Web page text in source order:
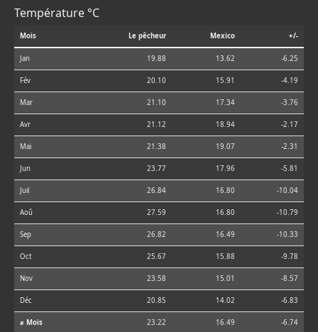
Température °C
Mois Le pêcheur Mexico +/-
Jan 19.88 13.62 -6.25
Fév 20.10 15.91 -4.19
Mar 21.10 17.34 -3.76
Avr 21.12 18.94 -2.17
Mai 21.38 19.07 -2.31
Jun 23.77 17.96 -5.81
Juil 26.84 16.80 -10.04
Aoû 27.59 16.80 -10.79
Sep 26.82 16.49 -10.33
Oct 25.67 15.88 -9.78
Nov 23.58 15.01 -8.57
Déc 20.85 14.02 -6.83
⌀ Mois 23.22 16.49 -6.74